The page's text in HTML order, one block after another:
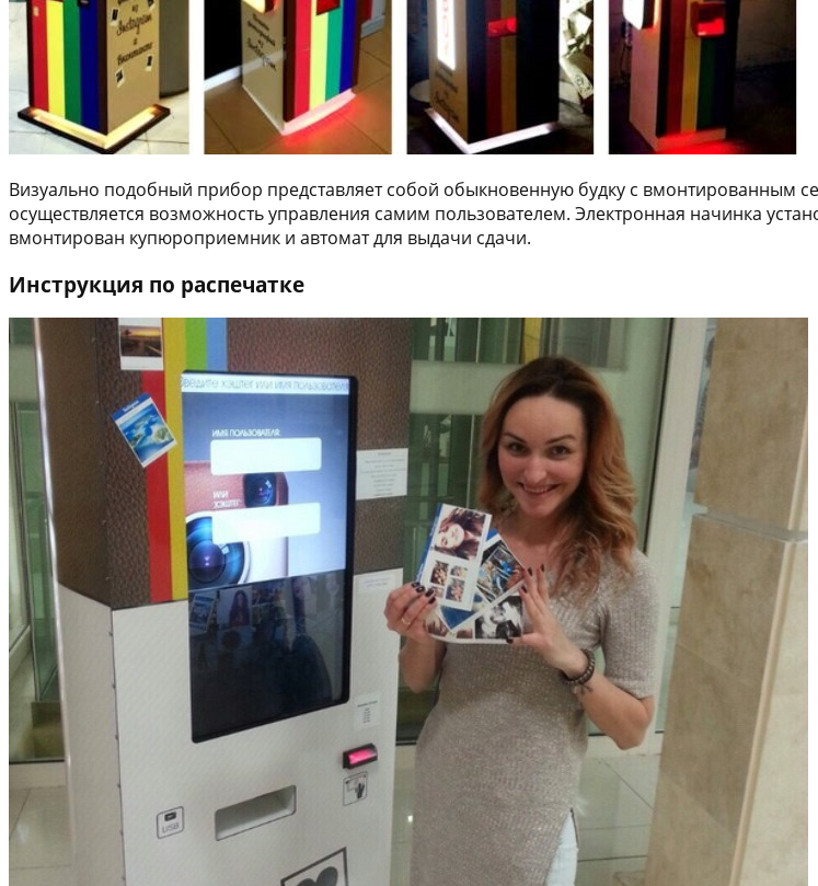
Визуально подобный прибор представляет собой обыкновенную будку с вмонтированным
осуществляется возможность управления самим пользователем. Электронная начинка
вмонтирован купюроприемник и автомат для выдачи сдачи.
Инструкция по распечатке